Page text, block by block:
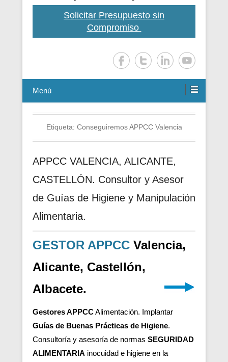
Solicitar Presupuesto sin
Compromiso
Menú
Etiqueta: Conseguiremos APPCC Valencia
APPCC VALENCIA, ALICANTE,
CASTELLÓN. Consultor y Asesor
de Guías de Higiene y Manipulación
Alimentaria.
GESTOR APPCC Valencia,
Alicante, Castellón,
Albacete.
Gestores APPCCAlimentación. Implantar
Guías de Buenas Prácticas de Higiene.
Consultoría y asesoría de normas SEGURIDAD
ALIMENTARIA inocuidad e higiene en la